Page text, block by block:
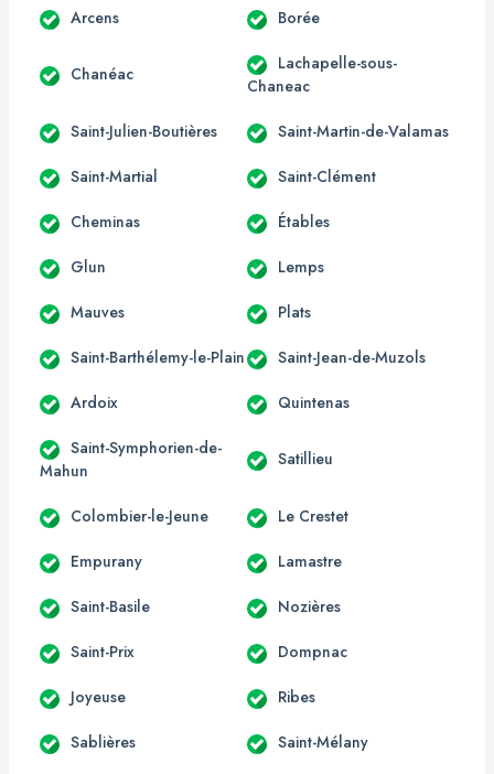
Arcens Borée
Chanéac
Lachapelle-sous-
Chaneac
Saint-Julien-Boutières Saint-Martin-de-Valamas
Saint-Martial Saint-Clément
Cheminas Étables
Glun Lemps
Mauves Plats
Saint-Barthélemy-le-Plain Saint-Jean-de-Muzols
Ardoix Quintenas
Saint-Symphorien-de-
Mahun
Satillieu
Colombier-le-Jeune Le Crestet
Empurany Lamastre
Saint-Basile Nozières
Saint-Prix Dompnac
Joyeuse Ribes
Sablières Saint-Mélany